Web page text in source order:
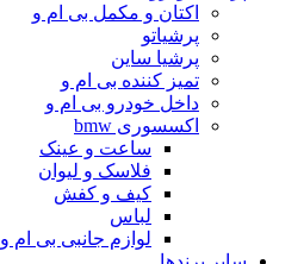
اکتان و مکمل بی ام و
پرشیاتو
پرشیا ساین
تمیز کننده بی ام و
داخل خودرو بی ام و
اکسسوری bmw
ساعت و عینک
فلاسک و لیوان
کیف و کفش
لباس
لوازم جانبی بی ام و